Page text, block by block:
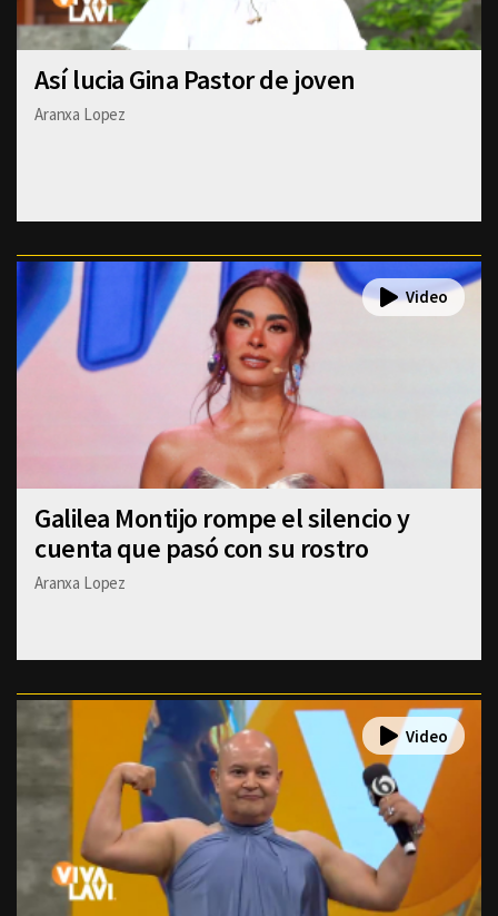
Así lucia Gina Pastor de joven
Aranxa Lopez
Galilea Montijo rompe el silencio y
cuenta que pasó con su rostro
Aranxa Lopez